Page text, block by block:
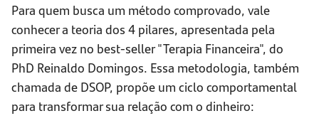
Para quem busca um método comprovado, vale
conhecer a teoria dos 4 pilares, apresentada pela
primeira vez no best-seller "Terapia Financeira", do
PhD Reinaldo Domingos. Essa metodologia, também
chamada de DSOP, propõe um ciclo comportamental
para transformar sua relação com o dinheiro: